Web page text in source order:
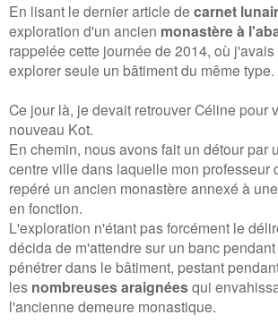
En lisant le dernier article de carnet
exploration d'un ancien monastère à
rappelée cette journée de 2014, où
explorer seule un bâtiment du même type.
Ce jour là, je devait retrouver Céline pour
nouveau Kot.
En chemin, nous avons fait un détour par
centre ville dans laquelle mon professeur
repéré un ancien monastère annexé à
en fonction.
L'exploration n'étant pas forcément le
décida de m'attendre sur un banc
pénétrer dans le bâtiment, pestant
les nombreuses araignéesqui
l'ancienne demeure monastique.